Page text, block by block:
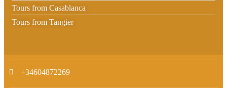
Tours from Casablanca
Tours from Tangier
+34604872269